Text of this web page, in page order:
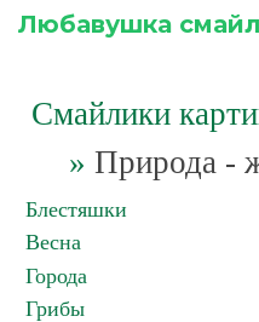
Любавушка
Смайлики
» Природа -
Блестяшки
Весна
Города
Грибы